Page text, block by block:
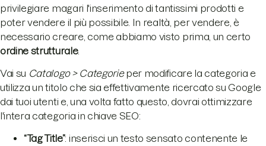
privilegiare magari l'inserimento di tantissimi prodotti e
poter vendere il più possibile. In realtà, per vendere, è
necessario creare, come abbiamo visto prima, un certo
ordine strutturale.
Vai su Catalogo > Categorieper modificare la categoria e
utilizza un titolo che sia effettivamente ricercato su Google
dai tuoi utenti e, una volta fatto questo, dovrai ottimizzare
l'intera categoria in chiave SEO:
“Tag Title”: inserisci un testo sensato contenente le